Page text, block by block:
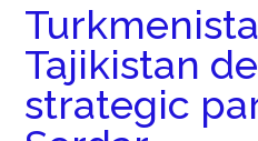
Tajikistan
strategic